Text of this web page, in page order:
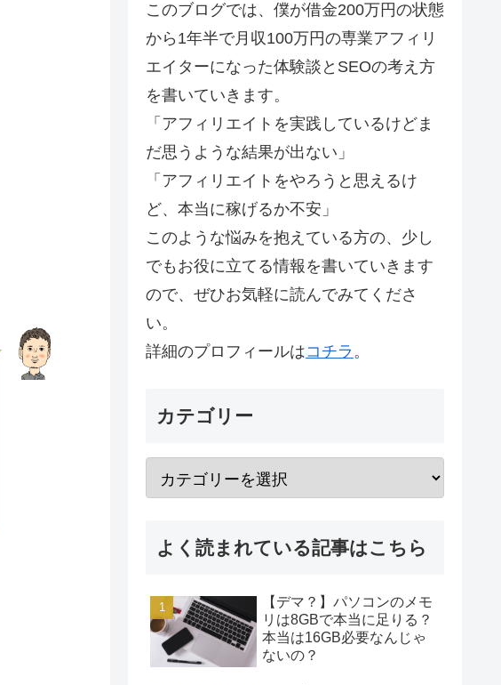
このブログでは、僕が借金200万円の状態
から1年半で月収100万円の専業アフィリ
エイターになった体験談とSEOの考え方
を書いていきます。
「アフィリエイトを実践しているけどま
だ思うような結果が出ない」
「アフィリエイトをやろうと思えるけ
ど、本当に稼げるか不安」
このような悩みを抱えている方の、少し
でもお役に立てる情報を書いていきます
ので、ぜひお気軽に読んでみてくださ
い。
詳細のプロフィールはコチラ 。
カテゴリー
よく読まれている記事はこちら
【デマ？】パソコンのメモ
リは8GBで本当に足りる？
本当は16GB必要なんじゃ
ないの？